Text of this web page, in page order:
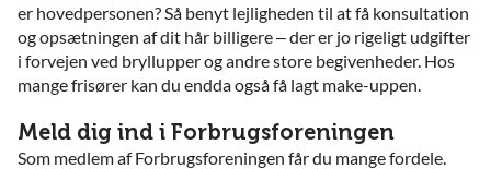
er hovedpersonen? Så benyt lejligheden til at få konsultation
og opsætningen af dit hår billigere – der er jo rigeligt udgifter
i forvejen ved bryllupper og andre store begivenheder. Hos
mange frisører kan du endda også få lagt make-uppen.
Meld dig ind i Forbrugsforeningen
Som medlem af Forbrugsforeningen får du mange fordele.